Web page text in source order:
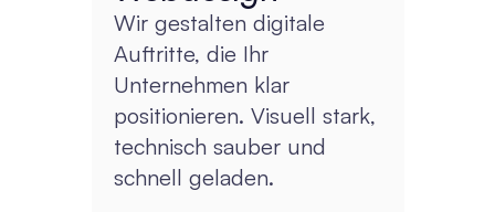
Wir gestalten digitale
Auftritte, die Ihr
Unternehmen klar
positionieren. Visuell stark,
technisch sauber und
schnell geladen.